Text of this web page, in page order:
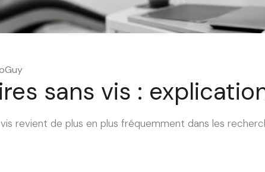
sans vis :
revient de plus en plus fréquemment dans les